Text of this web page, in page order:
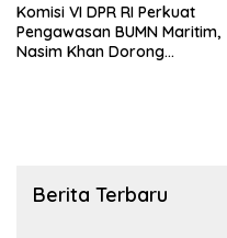
Komisi VI DPR RI Perkuat
Pengawasan BUMN Maritim,
Nasim Khan Dorong
Berita Terbaru